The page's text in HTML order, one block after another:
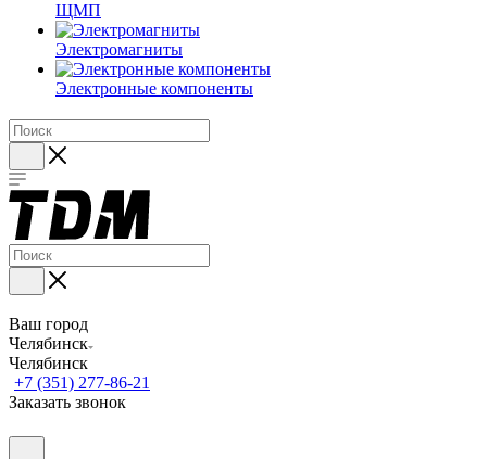
ЩМП
Электромагниты
Электронные компоненты
Ваш город
Челябинск
Челябинск
+7 (351) 277-86-21
Заказать звонок